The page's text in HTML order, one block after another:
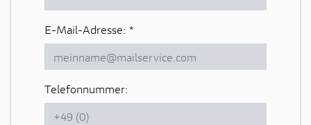
E-Mail-Adresse: *
Telefonnummer: